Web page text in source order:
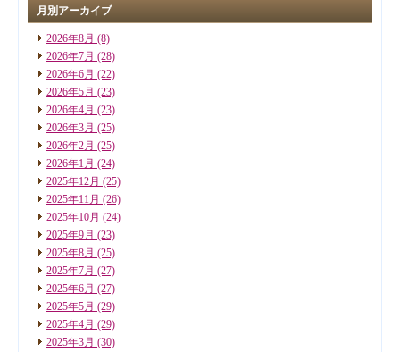
月別アーカイブ
2026年8月 (8)
2026年7月 (28)
2026年6月 (22)
2026年5月 (23)
2026年4月 (23)
2026年3月 (25)
2026年2月 (25)
2026年1月 (24)
2025年12月 (25)
2025年11月 (26)
2025年10月 (24)
2025年9月 (23)
2025年8月 (25)
2025年7月 (27)
2025年6月 (27)
2025年5月 (29)
2025年4月 (29)
2025年3月 (30)